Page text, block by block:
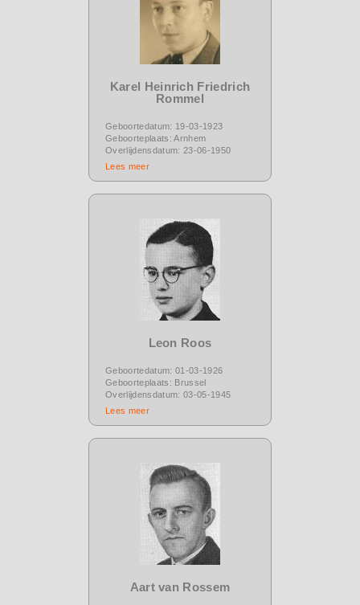
Karel Heinrich Friedrich
Rommel
Geboortedatum: 19-03-1923
Geboorteplaats: Arnhem
Overlijdensdatum: 23-06-1950
Lees meer
Leon Roos
Geboortedatum: 01-03-1926
Geboorteplaats: Brussel
Overlijdensdatum: 03-05-1945
Lees meer
Aart van Rossem